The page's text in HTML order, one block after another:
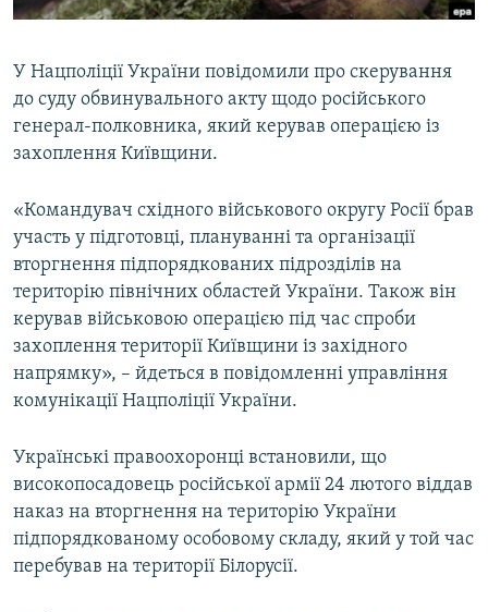
ІНФОГРАФІКА
ДОЛУЧАЙСЯ!
Усі сайти RFE/RL
У Нацполіції України повідомили про скерування
до суду обвинувального акту щодо російського
генерал-полковника, який керував операцією із
захоплення Київщини.
«Командувач східного військового округу Росії брав
участь у підготовці, плануванні та організації
вторгнення підпорядкованих підрозділів на
територію північних областей України. Також він
керував військовою операцією під час спроби
захоплення території Київщини із західного
напрямку», – йдеться в повідомленні управління
комунікації Нацполіції України.
Українські правоохоронці встановили, що
високопосадовець російської армії 24 лютого віддав
наказ на вторгнення на територію України
підпорядкованому особовому складу, який у той час
перебував на території Білорусії.